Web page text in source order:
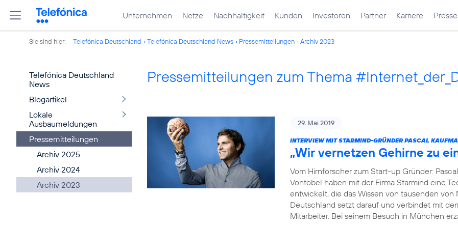
Unternehmen Netze Nachhaltigkeit Kunden Investoren Partner Karriere Presse
Sie sind hier: Telefónica Deutschland Telefónica Deutschland News Pressemitteilungen Archiv 2023
Telefónica Deutschland
News
Blogartikel
Lokale
Ausbaumeldungen
Pressemitteilungen
Archiv 2025
Archiv 2024
Archiv 2023
Pressemitteilungen zum Thema
29. Mai 2019
INTERVIEW MIT STARMIND-GRÜNDER PASCAL
„Wir vernetzen Gehirne zu
Vom Hirnforscher zum Start-up Gründer:
Vontobel haben mit der Firma Starmind eine
entwickelt, die das Wissen von tausenden
Deutschland setzt darauf und verbindet mit
Mitarbeiter. Bei seinem Besuch in München